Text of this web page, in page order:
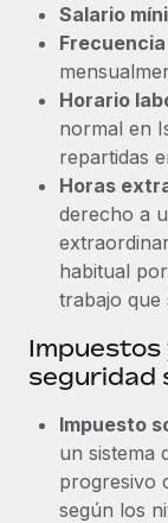
Abre
Movilidad y
Reubica a
Prestaciones
Gestiona las
Novedades
La misión de
todos los
Más
Pento se
con Remote
semanas en
Salario
Horario
normal en
repartidas
Horas
derecho a
habitual
trabajo que
Impuestos
seguridad
Impuesto
un sistema
progresivo
según los